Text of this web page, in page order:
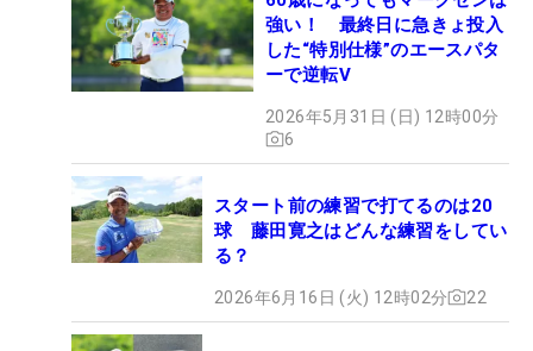
強い！ 最終日に急きょ投入
した“特別仕様”のエースパタ
ーで逆転V
2026年5月31日 (日) 12時00分
6
スタート前の練習で打てるのは20
球 藤田寛之はどんな練習をしてい
る？
2026年6月16日 (火) 12時02分 22